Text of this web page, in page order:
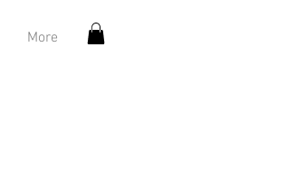
More